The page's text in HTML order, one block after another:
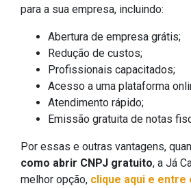
para a sua empresa, incluindo:
Abertura de empresa grátis;
Redução de custos;
Profissionais capacitados;
Acesso a uma plataforma
Atendimento rápido;
Emissão gratuita de notas
Por essas e outras vantagens,
como abrir CNPJ gratuito, a Já
melhor opção, clique aqui e entre